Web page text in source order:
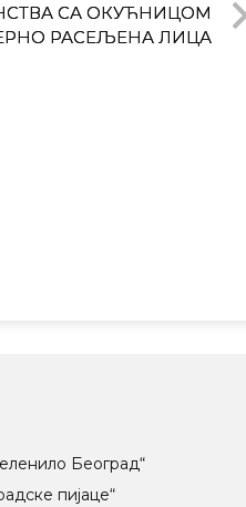
СА ОКУЋНИЦОМ
РАСЕЉЕНА ЛИЦА
Београд“
пијаце“